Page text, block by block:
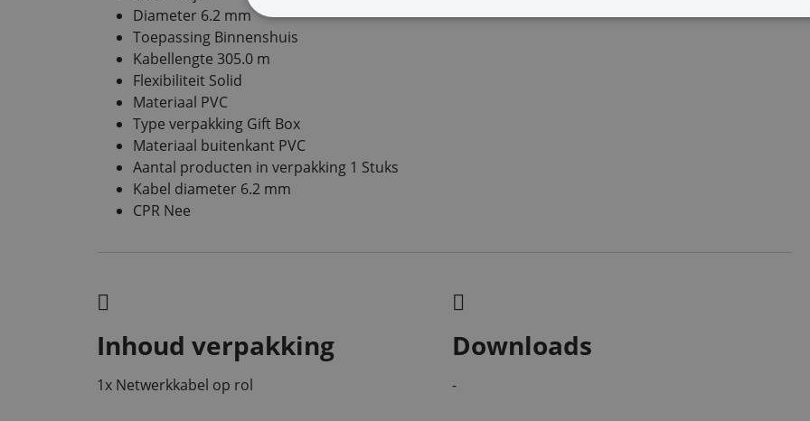
Diameter 6.2 mm
Toepassing Binnenshuis
Kabellengte 305.0 m
Flexibiliteit Solid
Materiaal PVC
Type verpakking Gift Box
Materiaal buitenkant PVC
Aantal producten in verpakking 1 Stuks
Kabel diameter 6.2 mm
CPR Nee
Inhoud verpakking
1x Netwerkkabel op rol
Downloads
-